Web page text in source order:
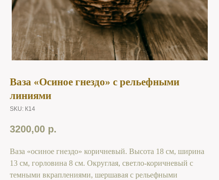
Ваза «Осиное гнездо» с рельефными
линиями
SKU: К14
3200,00 р.
Ваза «осиное гнездо» коричневый. Высота 18 см, ширина
13 см, горловина 8 см. Округлая, светло-коричневый с
темными вкраплениями, шершавая с рельефными